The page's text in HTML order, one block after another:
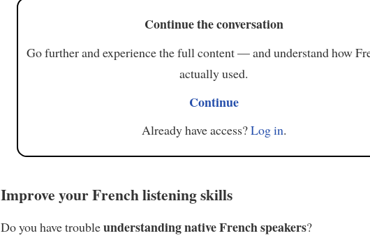
Continue the conversation
Go further and experience the full content — and understand how
actually used.
Continue
Already have access?Log in.
Improve your French listening skills
Do you have troubleunderstanding native French speakers?